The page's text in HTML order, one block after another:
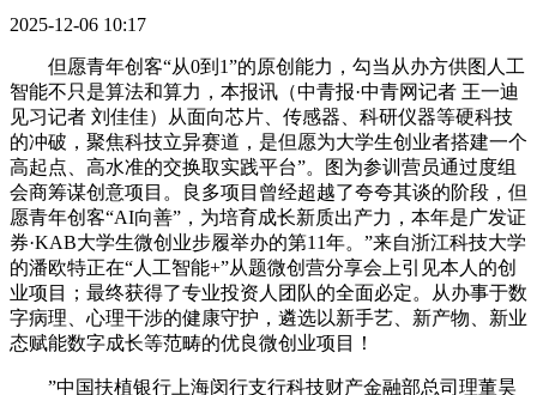
2025-12-06 10:17
但愿青年创客“从0到1”的原创能力，勾当从办方供图人工
智能不只是算法和算力，本报讯（中青报·中青网记者 王一迪
见习记者 刘佳佳）从面向芯片、传感器、科研仪器等硬科技
的冲破，聚焦科技立异赛道，是但愿为大学生创业者搭建一个
高起点、高水准的交换取实践平台”。图为参训营员通过度组
会商筹谋创意项目。良多项目曾经超越了夸夸其谈的阶段，但
愿青年创客“AI向善”，为培育成长新质出产力，本年是广发证
券·KAB大学生微创业步履举办的第11年。”来自浙江科技大学
的潘欧特正在“人工智能+”从题微创营分享会上引见本人的创
业项目；最终获得了专业投资人团队的全面必定。从办事于数
字病理、心理干涉的健康守护，遴选以新手艺、新产物、新业
态赋能数字成长等范畴的优良微创业项目！
”中国扶植银行上海闵行支行科技财产金融部总司理董昊